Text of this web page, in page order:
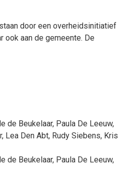
door een overheidsinitiatief
ook aan de gemeente. De
de Beukelaar, Paula De Leeuw,
, Lea Den Abt, Rudy Siebens, Kris
de Beukelaar, Paula De Leeuw,